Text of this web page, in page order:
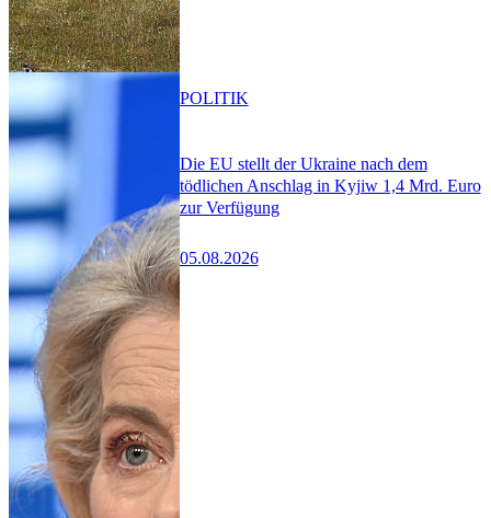
Die EU stellt der Ukraine nach dem
tödlichen Anschlag in Kyjiw 1,4 Mrd. Euro
zur Verfügung
05.08.2026
POLITIK